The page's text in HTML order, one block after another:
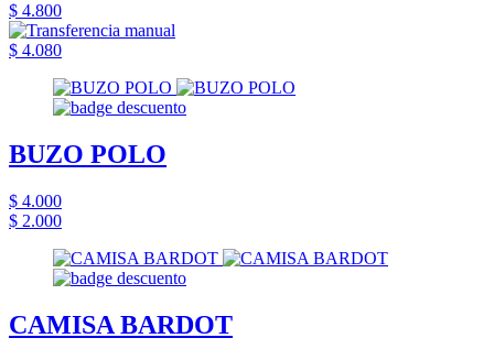
$ 4.800
$ 4.080
BUZO POLO
$ 4.000
$ 2.000
CAMISA BARDOT